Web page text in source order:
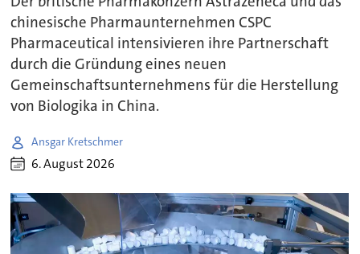
chinesische Pharmaunternehmen CSPC
Pharmaceutical intensivieren ihre Partnerschaft
durch die Gründung eines neuen
Gemeinschaftsunternehmens für die Herstellung
von Biologika in China.
Ansgar Kretschmer
6. August 2026